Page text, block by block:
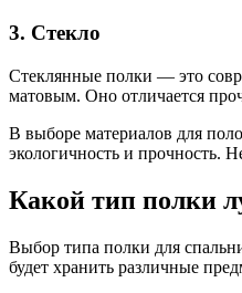
3. Стекло
Стеклянные полки — это
матовым. Оно отличается
В выборе материалов для
экологичность и прочность.
Какой тип полки
Выбор типа полки для
будет хранить различные